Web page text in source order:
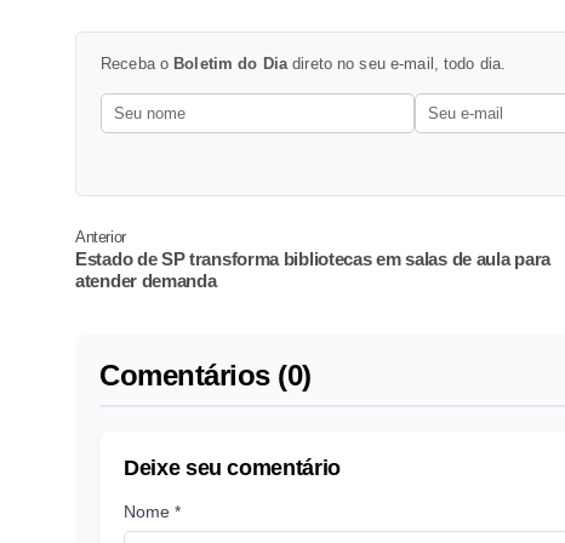
Receba o Boletim do Diadireto no seu e-mail, todo dia.
Anterior
Estado de SP transforma bibliotecas em salas de aula para
atender demanda
Comentários (0)
Deixe seu comentário
Nome *